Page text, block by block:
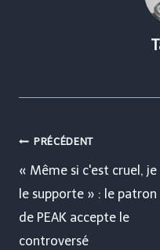
Navigation
de
l’article
PRÉCÉDENT
« Même si c'est cruel, je
le supporte » : le patron
de PEAK accepte le
controversé